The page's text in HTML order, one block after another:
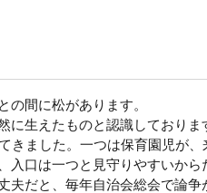
の間に松があります。
生えたものと認識しておりま
きました。一つは保育園児が、
入口は一つと見守りやすいから
夫だと、毎年自治会総会で論争